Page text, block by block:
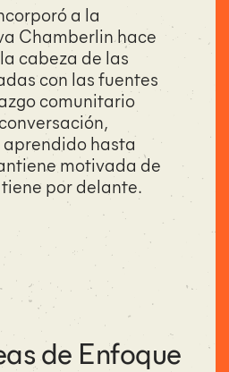
a la
Chamberlin hace
cabeza de las
con las fuentes
comunitario
hasta
motivada de
por delante.
de Enfoque